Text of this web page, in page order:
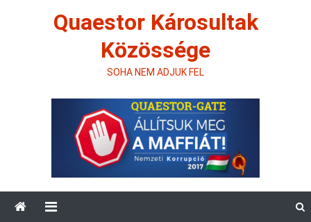
Quaestor Károsultak
Közössége
SOHA NEM ADJUK FEL